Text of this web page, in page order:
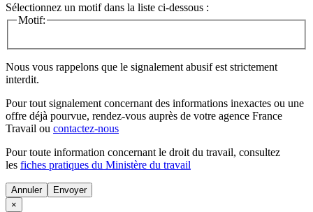
Sélectionnez un motif dans la liste ci-dessous :
Motif:
Nous vous rappelons que le signalement abusif est strictement
interdit.
Pour tout signalement concernant des informations inexactes ou une
offre déjà pourvue, rendez-vous auprès de votre agence France
Travail ou contactez-nous
Pour toute information concernant le droit du travail, consultez
les fiches pratiques du Ministère du travail
Annuler
×